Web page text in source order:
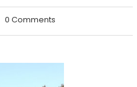
0 Comments